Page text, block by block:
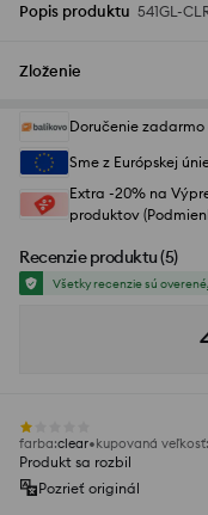
Popis produktu 541GL-
Zloženie
Doručenie
Sme z Európskej
Extra -20% na
produktov
Recenzie produktu(5)
Všetky recenzie sú overené
farba:clear kupovaná veľkosť:
Produkt sa rozbil
Pozrieť originál